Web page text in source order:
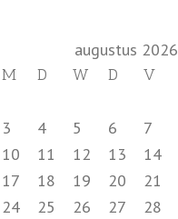
augustus 2026
M D W D V
3
4 5 6 7
10
11 12 13 14
17
18 19 20 21
24
25 26 27 28